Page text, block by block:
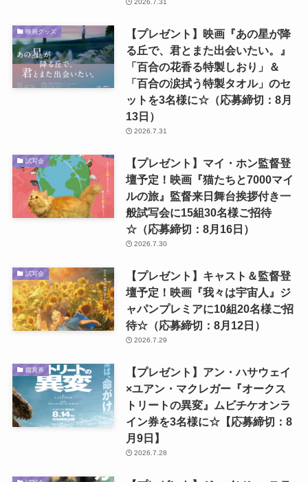
映画グッズ
【プレゼント】映画『あの星が降
る丘で、君とまた出会いたい。』
「百合の花香る特製しおり」＆
「百合の涙拭う特製タオル」のセ
ットを3名様に☆（応募締切：8月
13日）
2026.7.31
試写会
【プレゼント】マイ・ホン監督登
壇予定！映画『猫たちと7000マイ
ルの旅』監督来日舞台挨拶付き一
般試写会に15組30名様ご招待
☆（応募締切：8月16日）
2026.7.30
試写会
【プレゼント】キャスト＆監督登
壇予定！映画『我々は宇宙人』ジ
ャパンプレミアに10組20名様ご招
待☆（応募締切：8月12日）
2026.7.29
鑑賞券
【プレゼント】アン・ハサウェイ
×ユアン・マクレガー『オークス
トリートの異変』ムビチケオンラ
イン券を3名様に☆【応募締切：8
月9日】
2026.7.28